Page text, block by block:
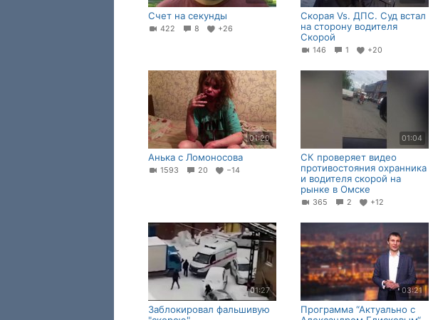
Счет на секунды
422 8 +26
Скорая Vs. ДПС. Суд встал
на сторону водителя
Скорой
146 1 +20
01:20
Анька с Ломоносова
1593 20 −14
01:04
СК проверяет видео
противостояния охранника
и водителя скорой на
рынке в Омске
365 2 +12
01:27
Заблокировал фальшивую
03:21
Программа “Актуально с